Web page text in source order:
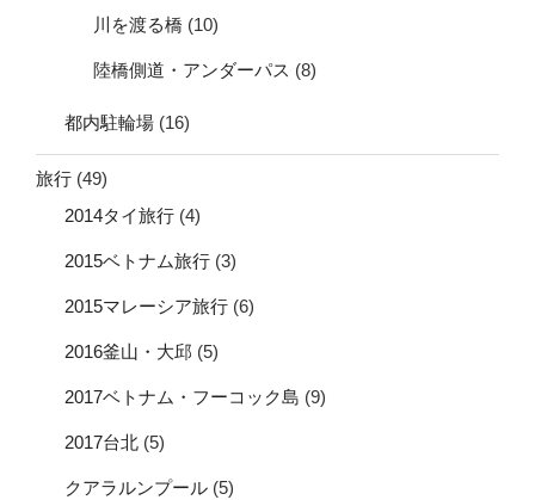
川を渡る橋 (10)
陸橋側道・アンダーパス (8)
都内駐輪場 (16)
旅行 (49)
2014タイ旅行 (4)
2015ベトナム旅行 (3)
2015マレーシア旅行 (6)
2016釜山・大邱 (5)
2017ベトナム・フーコック島 (9)
2017台北 (5)
クアラルンプール (5)